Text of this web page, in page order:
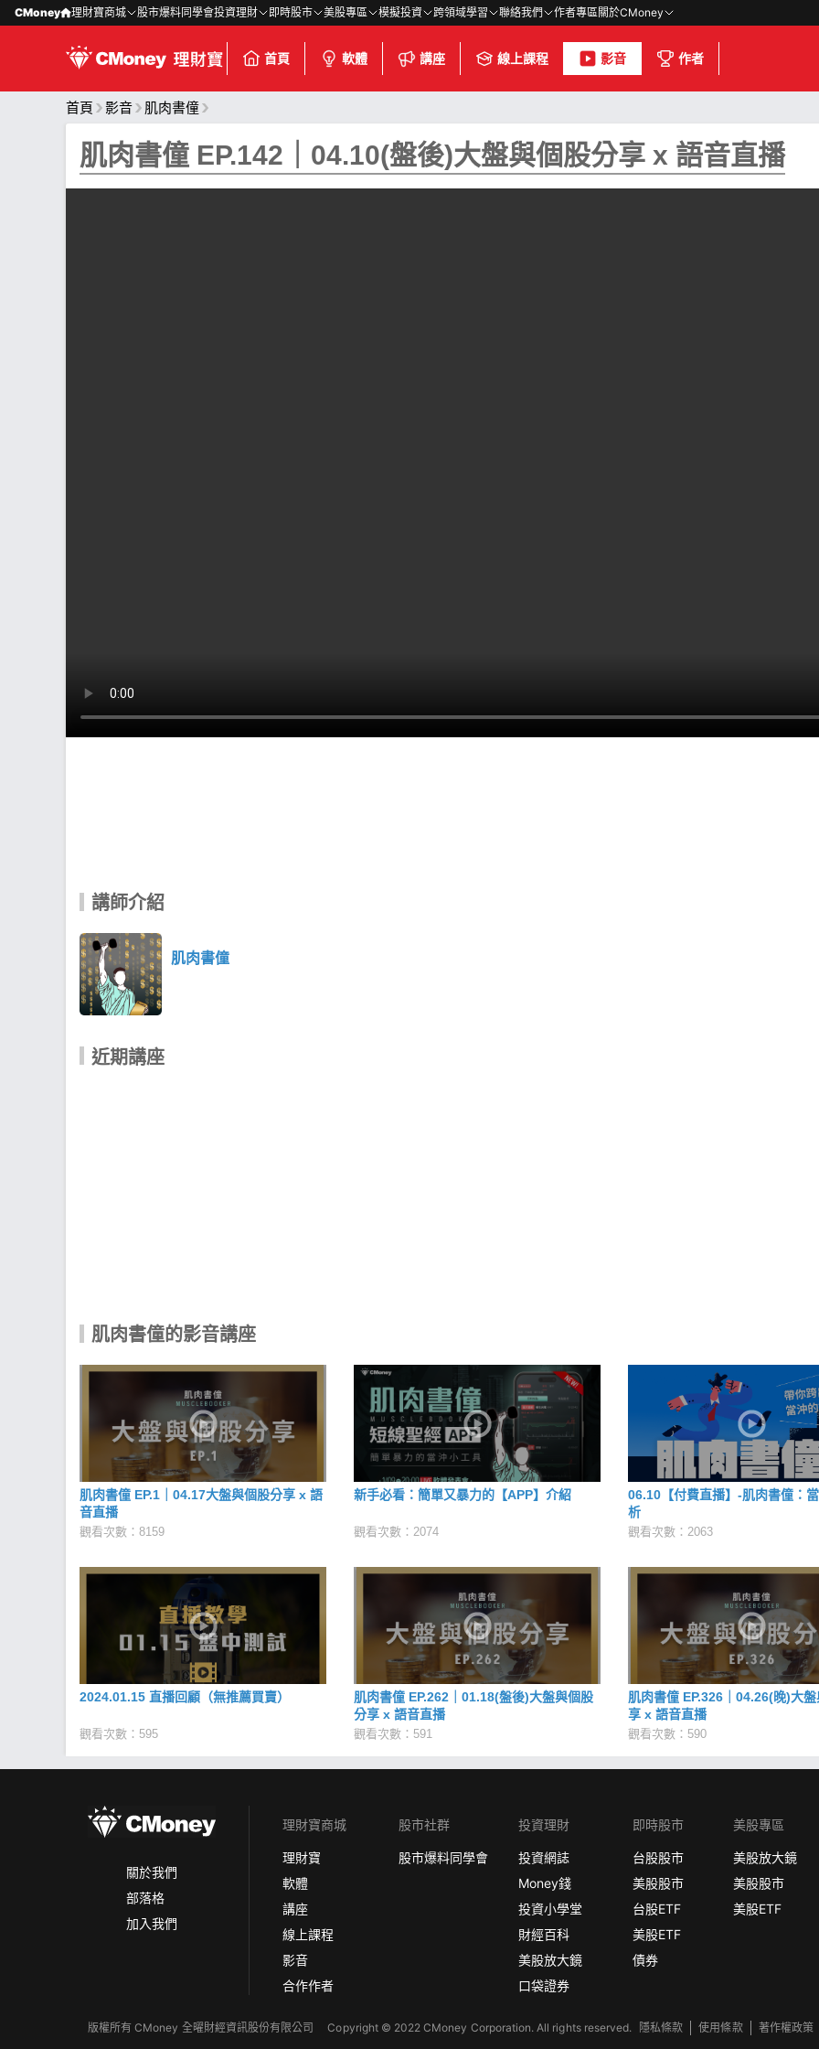
CMoney 理財寶商城 股市爆料同學會投資理財 即時股市 美股專區 模擬投資 跨領域學習 聯絡我們 作者專區關於CMoney
首頁 軟體 講座 線上課程 影音 作者
首頁 影音 肌肉書僮
肌肉書僮 EP.142｜04.10(盤後)大盤與個股分享 x 語音直播
講師介紹
肌肉書僮
近期講座
肌肉書僮的影音講座
肌肉書僮 EP.1｜04.17大盤與個股分享 x 語
音直播
觀看次數：8159
新手必看：簡單又暴力的【APP】介紹
觀看次數：2074
06.10【付費直播】-肌肉書僮：
析
觀看次數：2063
2024.01.15 直播回顧（無推薦買賣）
觀看次數：595
肌肉書僮 EP.262｜01.18(盤後)大盤與個股
分享 x 語音直播
觀看次數：591
肌肉書僮 EP.326｜04.26(晚)大
享 x 語音直播
觀看次數：590
關於我們
部落格
加入我們
理財寶商城
理財寶
軟體
講座
線上課程
影音
合作作者
股市社群
股市爆料同學會
投資理財
投資網誌
Money錢
投資小學堂
財經百科
美股放大鏡
口袋證券
即時股市
台股股市
美股股市
台股ETF
美股ETF
債券
美股專區
美股放大鏡
美股股市
美股ETF
版權所有 CMoney 全曜財經資訊股份有限公司Copyright © 2022 CMoney Corporation. All rights reserved. 隱私條款 使用條款 著作權政策